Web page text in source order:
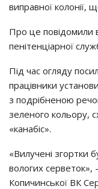
виправної колонії,
Про це повідомили
пенітенціарної
Під час огляду
працівники
з подрібненою
зеленого кольору,
«канабіс».
«Вилучені згортки
вологих серветок»,
Копичинської ВК